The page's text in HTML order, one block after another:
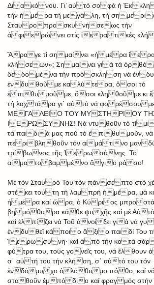
Διακόνου. Γι’ αὐτό σοφά ἡ Ἐκκλη
τήν ἡμέρα τή μεγάλη, τή σημερι
Σταυροπροσκυνήσεως τήν
ἀφιερώνει στίς ἱερατικές κλή
Ἄραγε τί σημαίνει «ἡμέρα ἱε
κλήσεων»; Σημαίνει γιά τά ὀρθό
δεδομένα τήν πρόσκληση νά ἐν
ἐνδυθοῦμε καλύτερα, ὅσοι τό
ἐπιθυμοῦμε, ὅσοι κληθοῦμε κι
τή λαχτάρα γι᾿ αὐτό νά φορέσου
ΜΕΓΑΛΕΙΟ ΤΟΥ ΜΥΣΤΗΡΙΟΥ
ΙΕΡΩΣΥΝΗΣ! Νά ντυθοῦν τό τίμι
τά παιδιά μας πού τό ἐπιθυμοῦν, νά
περιβληθοῦν τόν αἱμάτινο μαν
τρίβωνος τῆς Ἱερωσύνης. Τό
αἱματοβαμμένο ἅγιο ράσο!
Μέ τόν Σταυρό Του τόν πάνσεπτο στό
στέκει τούτη τή λαμπρή ἡμέρα, μά
ἡμέρα καί ὥρα, ὁ Κύριος μπρο
βημόθυρα κάθε ψυχῆς καί μέ Αὐ
καί ἐλπίζει νά Τοῦ ἀνοίξει γιά νά γυ
ἐνδυθεῖ κάποιο ἄξιο παιδί Του
Ἱερωσύνη· καί ἀπό τήν κατά σάρ
φύτρα του, τούς γονεῖς του, νά ἔλθουν
σ᾿ αὐτή του τήν κλήση, σ᾿ αὐτό του τόν
ἐνδόμυχο ὁλόθυμο πόθο, καί
σταθοῦν ἐμπόδιο καί φραγμός